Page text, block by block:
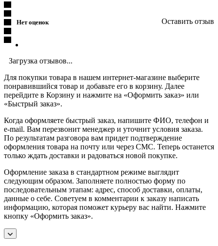
Нет оценок Оставить отзыв
Загрузка отзывов...
Для покупки товара в нашем интернет-магазине выберите
понравившийся товар и добавьте его в корзину. Далее
перейдите в Корзину и нажмите на «Оформить заказ» или
«Быстрый заказ».
Когда оформляете быстрый заказ, напишите ФИО, телефон и
e-mail. Вам перезвонит менеджер и уточнит условия заказа.
По результатам разговора вам придет подтверждение
оформления товара на почту или через СМС. Теперь останется
только ждать доставки и радоваться новой покупке.
Оформление заказа в стандартном режиме выглядит
следующим образом. Заполняете полностью форму по
последовательным этапам: адрес, способ доставки, оплаты,
данные о себе. Советуем в комментарии к заказу написать
информацию, которая поможет курьеру вас найти. Нажмите
кнопку «Оформить заказ».